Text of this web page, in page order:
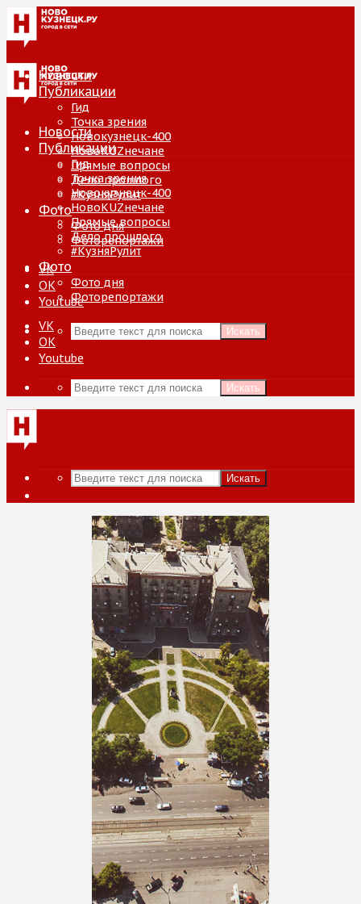
Новости
Публикации
Гид
Точка зрения
Новокузнецк-400
НовоKUZнечане
Прямые вопросы
Дело прошлого
#КузняРулит
Фото
Фото дня
Фоторепортажи
VK
ОК
Youtube
Искать
Новости
Публикации
Гид
Точка зрения
Новокузнецк-400
НовоKUZнечане
Прямые вопросы
Дело прошлого
#КузняРулит
Фото
Фото дня
Фоторепортажи
VK
ОК
Youtube
Искать
Искать